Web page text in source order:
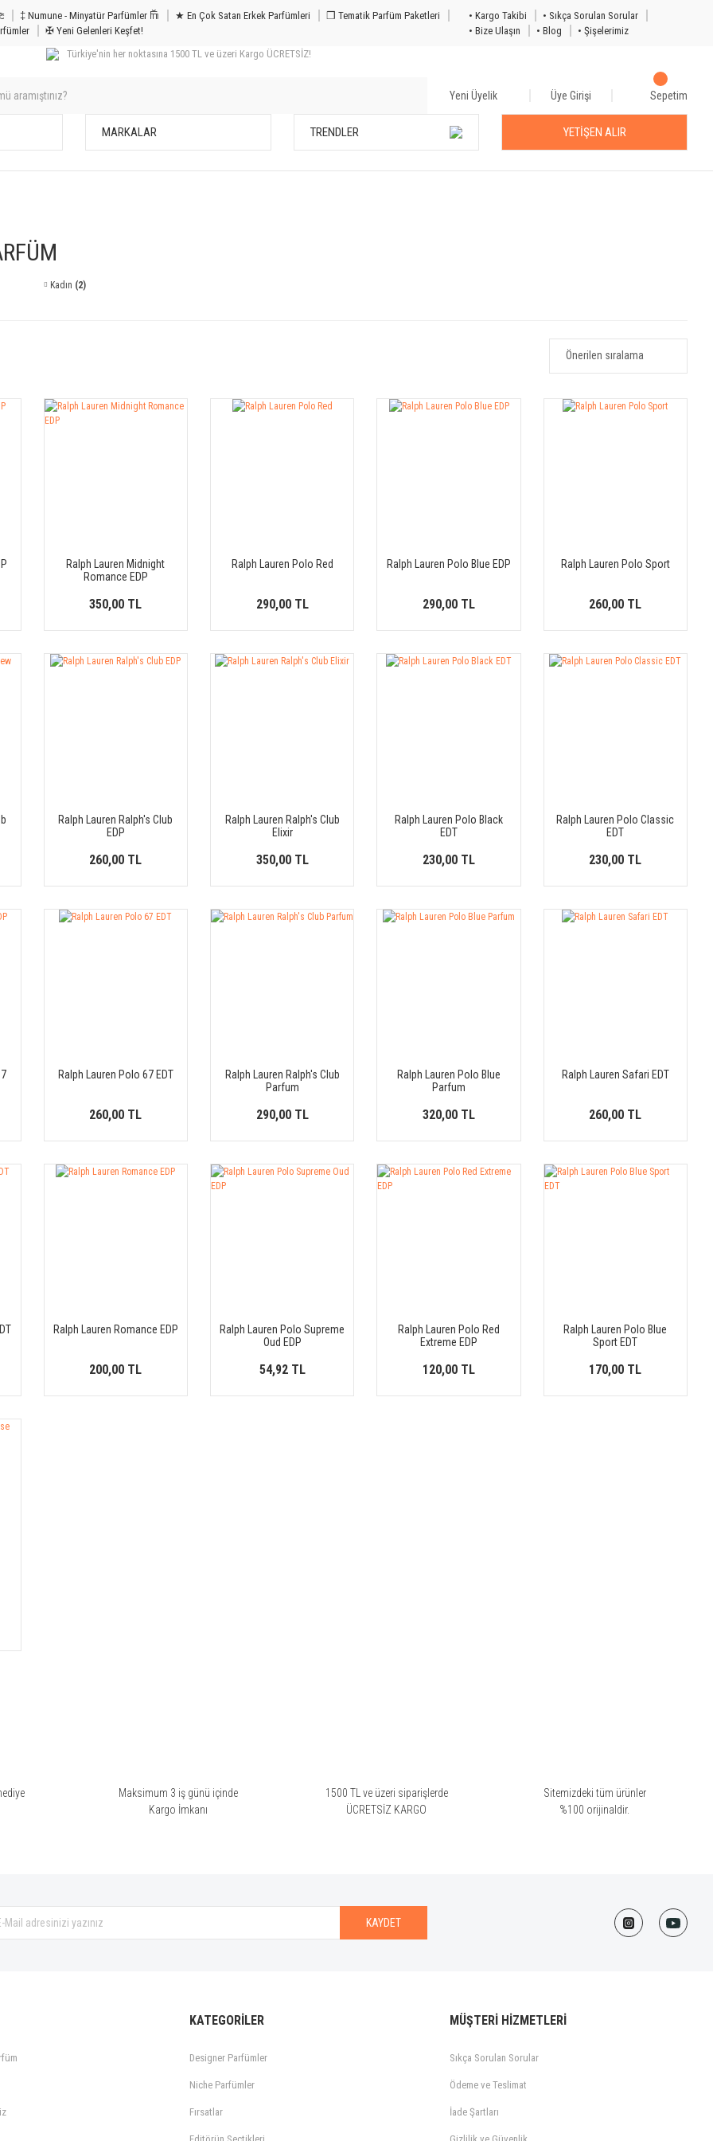
𐦝 ‡ Numune - Minyatür Parfümler 𐙏 ★ En Çok Satan Erkek Parfümleri
❒ Tematik Parfüm Paketleri
✠ Yeni Gelenleri Keşfet!
• Kargo Takibi
• Sıkça Sorulan Sorular
• Bize Ulaşın
• Blog
• Şişelerimiz
Türkiye'nin her noktasına 1500 TL ve üzeri Kargo ÜCRETSİZ!
Yeni Üyelik Üye Girişi Sepetim
MARKALAR TRENDLER YETİŞEN ALIR
Kadın (2)
Ralph Lauren Midnight
Romance EDP
350,00 TL
Ralph Lauren Polo Red
290,00 TL
Ralph Lauren Polo Blue EDP
290,00 TL
Ralph Lauren Polo Sport
260,00 TL
Ralph Lauren Ralph's Club
EDP
260,00 TL
Ralph Lauren Ralph's Club
Elixir
350,00 TL
Ralph Lauren Polo Black
EDT
230,00 TL
Ralph Lauren Polo Classic
EDT
230,00 TL
Ralph Lauren Polo 67 EDT
260,00 TL
Ralph Lauren Ralph's Club
Parfum
290,00 TL
Ralph Lauren Polo Blue
Parfum
320,00 TL
Ralph Lauren Safari EDT
260,00 TL
Ralph Lauren Romance EDP
200,00 TL
Ralph Lauren Polo Supreme
Oud EDP
54,92 TL
Ralph Lauren Polo Red
Extreme EDP
120,00 TL
Ralph Lauren Polo Blue
Sport EDT
170,00 TL
Maksimum 3 iş günü içinde
Kargo İmkanı
1500 TL ve üzeri siparişlerde
ÜCRETSİZ KARGO
Sitemizdeki tüm ürünler
%100 orijinaldir.
KAYDET
KATEGORİLER
Designer Parfümler
Niche Parfümler
Fırsatlar
MÜŞTERİ HİZMETLERİ
Sıkça Sorulan Sorular
Ödeme ve Teslimat
İade Şartları